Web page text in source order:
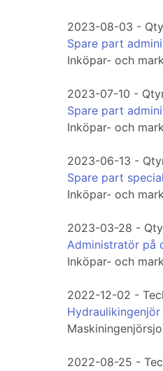
2023-08-03 -
Spare part
Inköpar- och
2023-07-10 -
Spare part
Inköpar- och
2023-06-13 -
Spare part
Inköpar- och
2023-03-28 -
Administratör på
Inköpar- och
2022-12-02 -
2022-08-25 -